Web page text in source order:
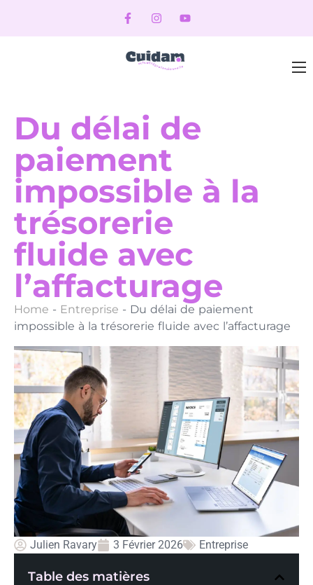
Du délai de
paiement
impossible à la
trésorerie
fluide avec
l’affacturage
Home - Entreprise - Du délai de paiement
impossible à la trésorerie fluide avec l’affacturage
Julien Ravary 3 Février 2026 Entreprise
Table des matières